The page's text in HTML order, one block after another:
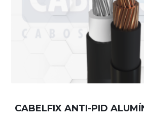
CABELFIX ANTI-PID